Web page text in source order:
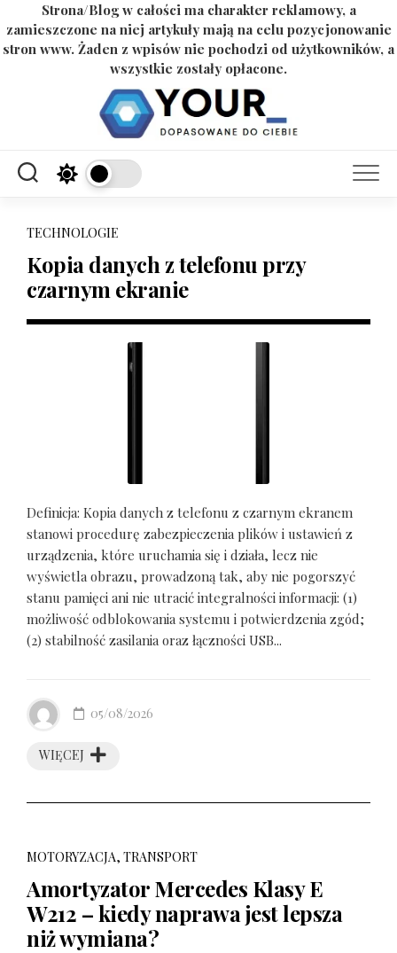
Strona/Blog w całości ma charakter reklamowy, a
zamieszczone na niej artykuły mają na celu pozycjonowanie
stron www. Żaden z wpisów nie pochodzi od użytkowników, a
wszystkie zostały opłacone.
TECHNOLOGIE
Kopia danych z telefonu przy
czarnym ekranie
Definicja: Kopia danych z telefonu z czarnym ekranem
stanowi procedurę zabezpieczenia plików i ustawień z
urządzenia, które uruchamia się i działa, lecz nie
wyświetla obrazu, prowadzoną tak, aby nie pogorszyć
stanu pamięci ani nie utracić integralności informacji: (1)
możliwość odblokowania systemu i potwierdzenia zgód;
(2) stabilność zasilania oraz łączności USB...
WIĘCEJ
05/08/2026
MOTORYZACJA, TRANSPORT
Amortyzator Mercedes Klasy E
W212 – kiedy naprawa jest lepsza
niż wymiana?